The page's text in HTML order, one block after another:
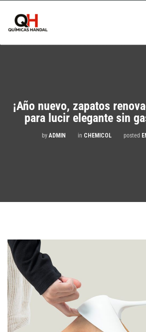
¡Año nuevo, zapatos
para lucir elegante sin
by ADMIN in CHEMICOL posted